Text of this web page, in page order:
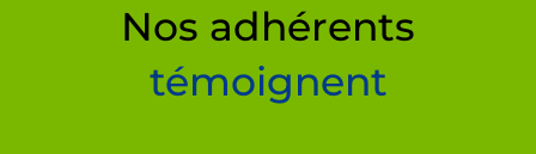
Nos adhérents
témoignent